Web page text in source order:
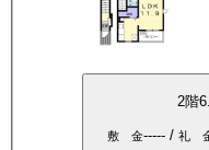
2階
敷 金----- / 礼